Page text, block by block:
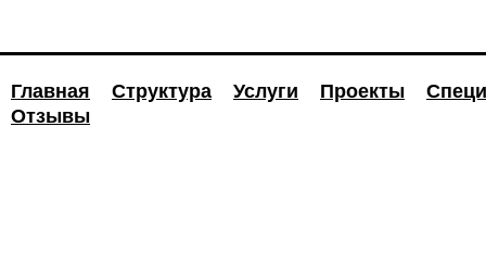
Главная Структура Услуги Проекты
Отзывы